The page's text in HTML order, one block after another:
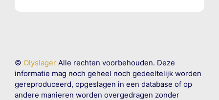
© OlyslagerAlle rechten voorbehouden. Deze
informatie mag noch geheel noch gedeeltelijk worden
gereproduceerd, opgeslagen in een database of op
andere manieren worden overgedragen zonder